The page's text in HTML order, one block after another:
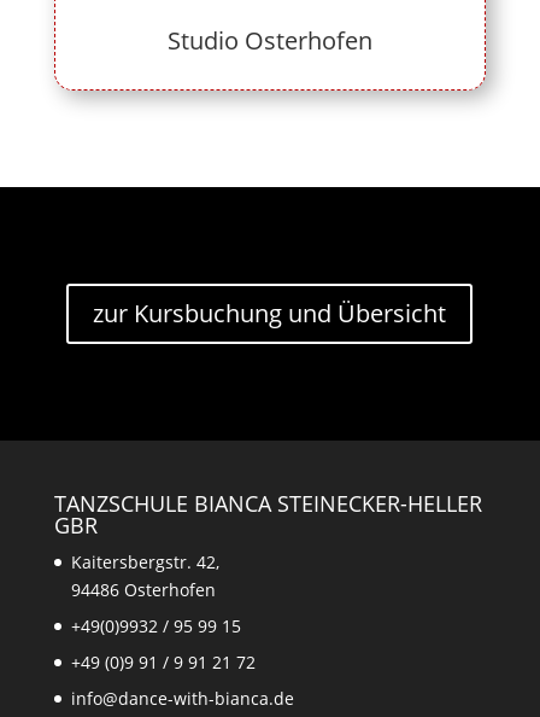
Studio Osterhofen
zur Kursbuchung und Übersicht
TANZSCHULE BIANCA STEINECKER-HELLER
GBR
Kaitersbergstr. 42,
94486 Osterhofen
+49(0)9932 / 95 99 15
+49 (0)9 91 / 9 91 21 72
info@dance-with-bianca.de